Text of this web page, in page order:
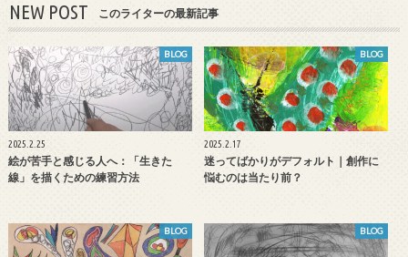
NEW POST このライターの最新記事
BLOG
2025.2.25
絵が苦手と感じる人へ：「生きた
線」を描くための練習方法
BLOG
2025.2.17
迷ってばかりがデフォルト｜創作に
悩むのは当たり前？
BLOG BLOG